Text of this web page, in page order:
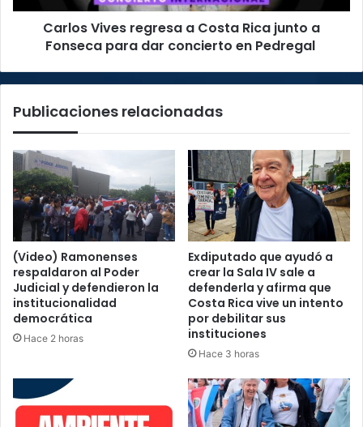
Fonseca
Carlos Vives regresa a Costa Rica junto a
Fonseca para dar concierto en Pedregal
Publicaciones relacionadas
(Video) Ramonenses
respaldaron al Poder
Judicial y defendieron la
institucionalidad
democrática
Hace 2 horas
Exdiputado que ayudó a
crear la Sala IV sale a
defenderla y afirma que
Costa Rica vive un intento
por debilitar sus
instituciones
Hace 3 horas